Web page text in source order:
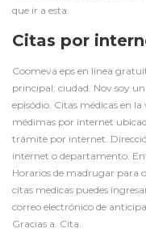
que ir a esta.
Citas por
Coomeva eps en línea
principal: ciudad. Nov soy
episódio. Citas médicas en
médimas por internet
trámite por internet.
internet o departamento.
Horarios de madrugar para
citas medicas puedes
correo electrónico de
Gracias a. Cita.